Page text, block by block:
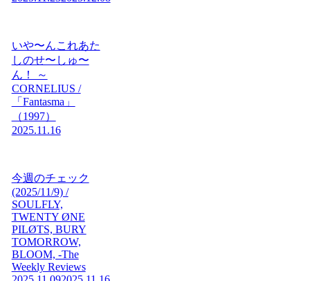
いや〜んこれあた
しのせ〜しゅ〜
ん！ ～
CORNELIUS /
「Fantasma」
（1997）
2025.11.16
今週のチェック
(2025/11/9) /
SOULFLY,
TWENTY ØNE
PILØTS, BURY
TOMORROW,
BLOOM, -The
Weekly Reviews